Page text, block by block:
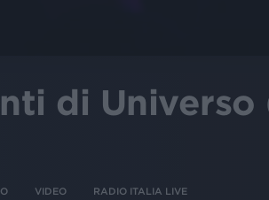
di
VIDEO RADIO ITALIA LIVE